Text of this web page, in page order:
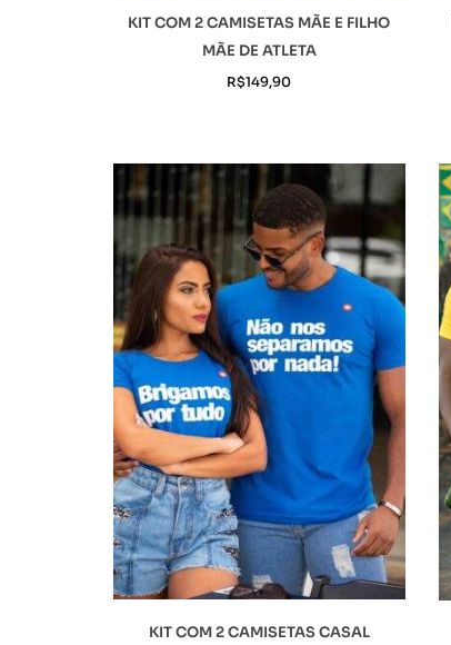
KIT COM 2 CAMISETAS MÃE E FILHO
MÃE DE ATLETA
R$149,90
KIT COM 2 CAMISETAS CASAL